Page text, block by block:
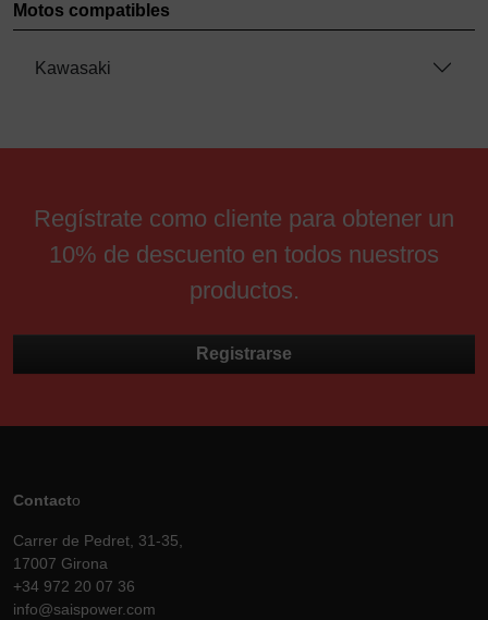
Motos compatibles
Kawasaki
Regístrate como cliente para obtener un
10% de descuento en todos nuestros
productos.
Registrarse
Contacto
Carrer de Pedret, 31-35,
17007 Girona
+34 972 20 07 36
info@saispower.com